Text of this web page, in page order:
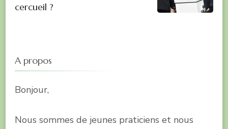
cercueil ?
A propos
Bonjour,
Nous sommes de jeunes praticiens et nous